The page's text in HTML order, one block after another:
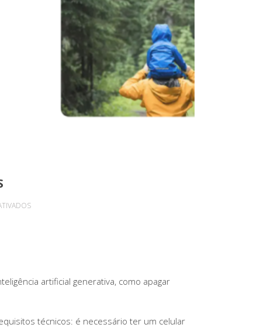
EM
COM
artificial generativa, como apagar
técnicos: é necessário ter um celular